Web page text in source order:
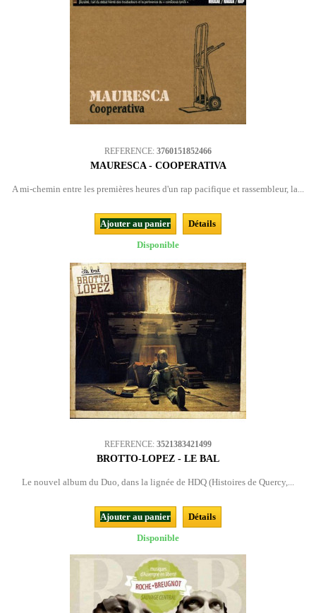
REFERENCE: 3760151852466
MAURESCA - COOPERATIVA
A mi-chemin entre les premières heures d'un rap pacifique et rassembleur, la...
Ajouter au panier
Détails
Disponible
REFERENCE: 3521383421499
BROTTO-LOPEZ - LE BAL
Le nouvel album du Duo, dans la lignée de HDQ (Histoires de Quercy,...
Ajouter au panier
Détails
Disponible